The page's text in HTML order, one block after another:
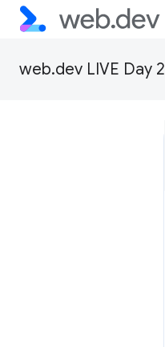
web.dev LIVE Day 2